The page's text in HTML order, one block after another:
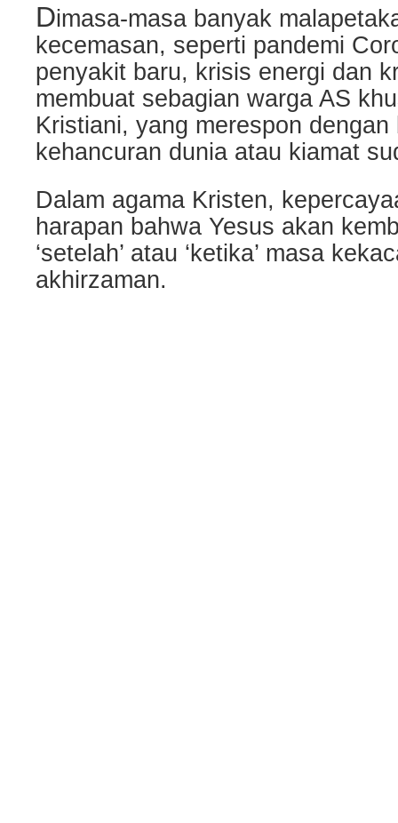
Dimasa-masa banyak
kecemasan, seperti pandemi
penyakit baru, krisis energi dan
membuat sebagian warga AS
Kristiani, yang merespon
kehancuran dunia atau kiamat
Dalam agama Kristen,
harapan bahwa Yesus akan
‘setelah’ atau ‘ketika’ masa
akhirzaman.